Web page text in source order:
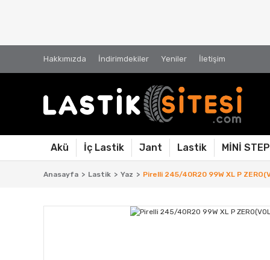
Hakkımızda İndirimdekiler Yeniler İletişim
Akü İç Lastik Jant Lastik MİNİ
Anasayfa Lastik Yaz Pirelli 245/40R20 99W XL P